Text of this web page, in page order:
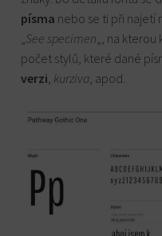
písma nebo se ti při najetí
„See specimen„, na kterou
počet stylů, které dané
verzi, kurziva, apod.